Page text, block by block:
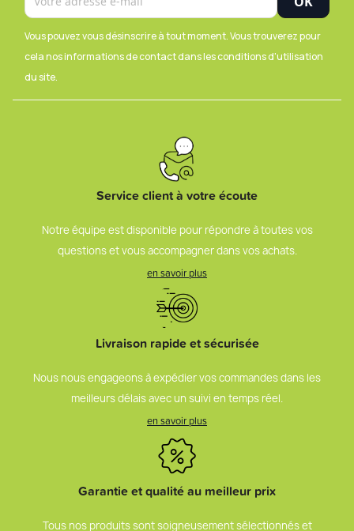
Vous pouvez vous désinscrire à tout moment. Vous trouverez pour
cela nos informations de contact dans les conditions d'utilisation
du site.
Service client à votre écoute
Notre équipe est disponible pour répondre à toutes vos
questions et vous accompagner dans vos achats.
en savoir plus
Livraison rapide et sécurisée
Nous nous engageons à expédier vos commandes dans les
meilleurs délais avec un suivi en temps réel.
en savoir plus
Garantie et qualité au meilleur prix
Tous nos produits sont soigneusement sélectionnés et